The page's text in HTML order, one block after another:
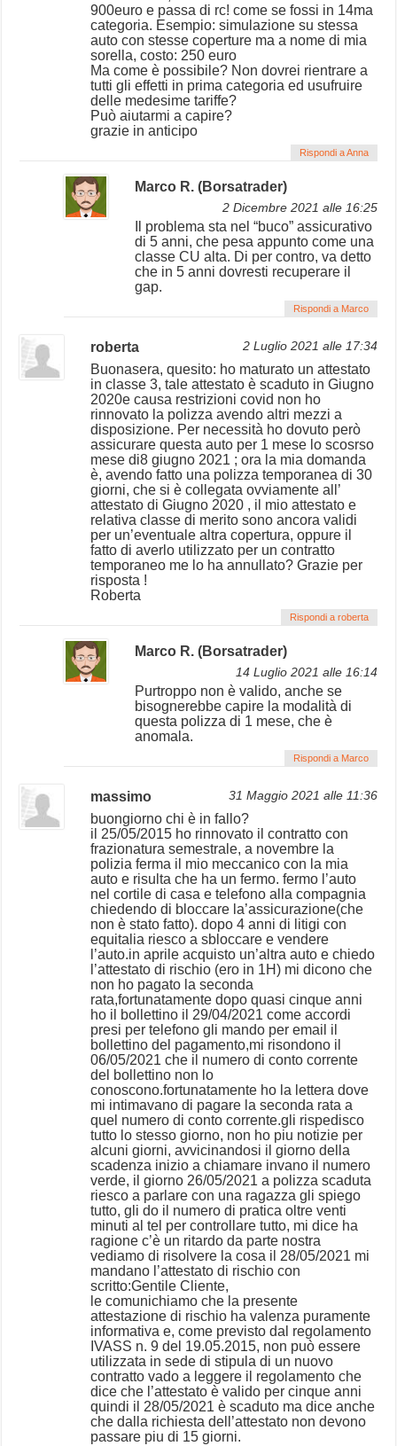
900euro e passa di rc! come se fossi in 14ma
categoria. Esempio: simulazione su stessa
auto con stesse coperture ma a nome di mia
sorella, costo: 250 euro
Ma come è possibile? Non dovrei rientrare a
tutti gli effetti in prima categoria ed usufruire
delle medesime tariffe?
Può aiutarmi a capire?
grazie in anticipo
Rispondi a Anna
Marco R. (Borsatrader)
2 Dicembre 2021 alle 16:25
Il problema sta nel “buco” assicurativo
di 5 anni, che pesa appunto come una
classe CU alta. Di per contro, va detto
che in 5 anni dovresti recuperare il
gap.
Rispondi a Marco
roberta 2 Luglio 2021 alle 17:34
Buonasera, quesito: ho maturato un attestato
in classe 3, tale attestato è scaduto in Giugno
2020e causa restrizioni covid non ho
rinnovato la polizza avendo altri mezzi a
disposizione. Per necessità ho dovuto però
assicurare questa auto per 1 mese lo scosrso
mese di8 giugno 2021 ; ora la mia domanda
è, avendo fatto una polizza temporanea di 30
giorni, che si è collegata ovviamente all’
attestato di Giugno 2020 , il mio attestato e
relativa classe di merito sono ancora validi
per un’eventuale altra copertura, oppure il
fatto di averlo utilizzato per un contratto
temporaneo me lo ha annullato? Grazie per
risposta !
Roberta
Rispondi a roberta
Marco R. (Borsatrader)
14 Luglio 2021 alle 16:14
Purtroppo non è valido, anche se
bisognerebbe capire la modalità di
questa polizza di 1 mese, che è
anomala.
Rispondi a Marco
massimo 31 Maggio 2021 alle 11:36
buongiorno chi è in fallo?
il 25/05/2015 ho rinnovato il contratto con
frazionatura semestrale, a novembre la
polizia ferma il mio meccanico con la mia
auto e risulta che ha un fermo. fermo l’auto
nel cortile di casa e telefono alla compagnia
chiedendo di bloccare la’assicurazione(che
non è stato fatto). dopo 4 anni di litigi con
equitalia riesco a sbloccare e vendere
l’auto.in aprile acquisto un’altra auto e chiedo
l’attestato di rischio (ero in 1H) mi dicono che
non ho pagato la seconda
rata,fortunatamente dopo quasi cinque anni
ho il bollettino il 29/04/2021 come accordi
presi per telefono gli mando per email il
bollettino del pagamento,mi risondono il
06/05/2021 che il numero di conto corrente
del bollettino non lo
conoscono.fortunatamente ho la lettera dove
mi intimavano di pagare la seconda rata a
quel numero di conto corrente.gli rispedisco
tutto lo stesso giorno, non ho piu notizie per
alcuni giorni, avvicinandosi il giorno della
scadenza inizio a chiamare invano il numero
verde, il giorno 26/05/2021 a polizza scaduta
riesco a parlare con una ragazza gli spiego
tutto, gli do il numero di pratica oltre venti
minuti al tel per controllare tutto, mi dice ha
ragione c’è un ritardo da parte nostra
vediamo di risolvere la cosa il 28/05/2021 mi
mandano l’attestato di rischio con
scritto:Gentile Cliente,
le comunichiamo che la presente
attestazione di rischio ha valenza puramente
informativa e, come previsto dal regolamento
IVASS n. 9 del 19.05.2015, non può essere
utilizzata in sede di stipula di un nuovo
contratto vado a leggere il regolamento che
dice che l’attestato è valido per cinque anni
quindi il 28/05/2021 è scaduto ma dice anche
che dalla richiesta dell’attestato non devono
passare piu di 15 giorni.